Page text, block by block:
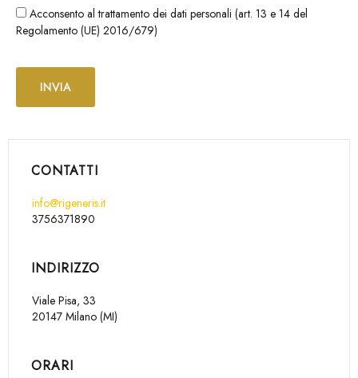
Acconsento al trattamento dei dati personali (art. 13 e 14 del
Regolamento (UE) 2016/679)
CONTATTI
info@rigeneris.it
3756371890
INDIRIZZO
Viale Pisa, 33
20147 Milano (MI)
ORARI